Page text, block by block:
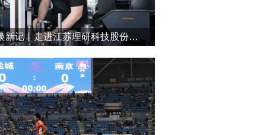
盐城焕新记丨走进江苏理研科技股份有限公司